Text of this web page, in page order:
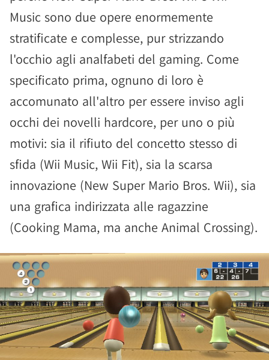
Music sono due opere enormemente
stratificate e complesse, pur strizzando
l'occhio agli analfabeti del gaming. Come
specificato prima, ognuno di loro è
accomunato all'altro per essere inviso agli
occhi dei novelli hardcore, per uno o più
motivi: sia il rifiuto del concetto stesso di
sfida (Wii Music, Wii Fit), sia la scarsa
innovazione (New Super Mario Bros. Wii), sia
una grafica indirizzata alle ragazzine
(Cooking Mama, ma anche Animal Crossing).